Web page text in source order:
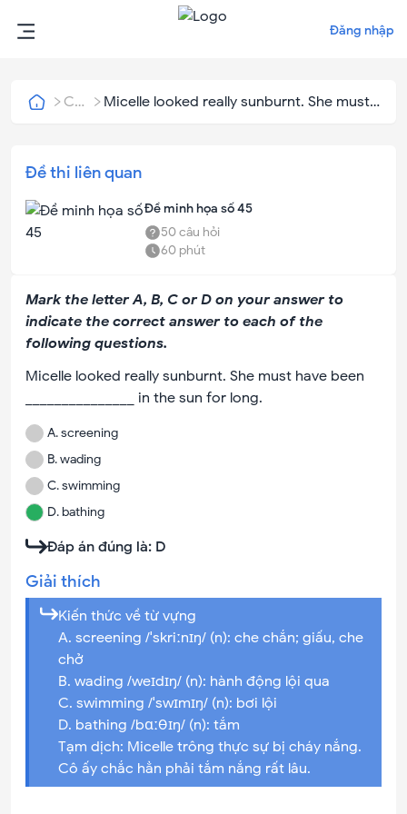
Đăng nhập
Câu
Micelle looked really sunburnt. She must
Mark the letter A, B, C or D on your answer to
indicate the correct answer to each of the
following questions.
Micelle looked really sunburnt. She must have been
_______________ in the sun for long.
A.screening
B.wading
C.swimming
D.bathing
Đáp án đúng là: D
Giải thích
Kiến thức về từ vựng
A. screening /ˈskriːnɪŋ/ (n): che chắn; giấu, che
chở
B. wading /weɪdɪŋ/ (n): hành động lội qua
C. swimming /ˈswɪmɪŋ/ (n): bơi lội
D. bathing /bɑːθɪŋ/ (n): tắm
Tạm dịch: Micelle trông thực sự bị cháy nắng.
Cô ấy chắc hẳn phải tắm nắng rất lâu.
Đề thi liên quan
Đề minh họa số 45
50câu hỏi
60phút